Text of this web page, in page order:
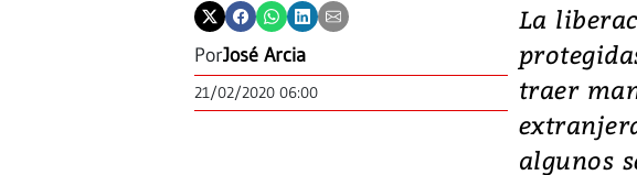
PorJosé Arcia
21/02/2020 06:00
La
traer
algunos